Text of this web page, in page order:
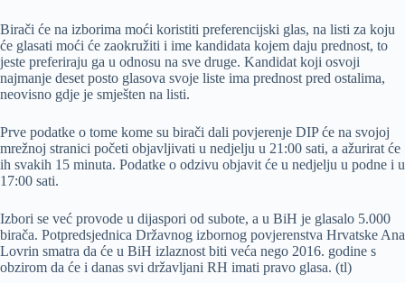
Birači će na izborima moći koristiti preferencijski glas, na listi za koju
će glasati moći će zaokružiti i ime kandidata kojem daju prednost, to
jeste preferiraju ga u odnosu na sve druge. Kandidat koji osvoji
najmanje deset posto glasova svoje liste ima prednost pred ostalima,
neovisno gdje je smješten na listi.
Prve podatke o tome kome su birači dali povjerenje DIP će na svojoj
mrežnoj stranici početi objavljivati u nedjelju u 21:00 sati, a ažurirat će
ih svakih 15 minuta. Podatke o odzivu objavit će u nedjelju u podne i u
17:00 sati.
Izbori se već provode u dijaspori od subote, a u BiH je glasalo 5.000
birača. Potpredsjednica Državnog izbornog povjerenstva Hrvatske Ana
Lovrin smatra da će u BiH izlaznost biti veća nego 2016. godine s
obzirom da će i danas svi državljani RH imati pravo glasa. (tl)